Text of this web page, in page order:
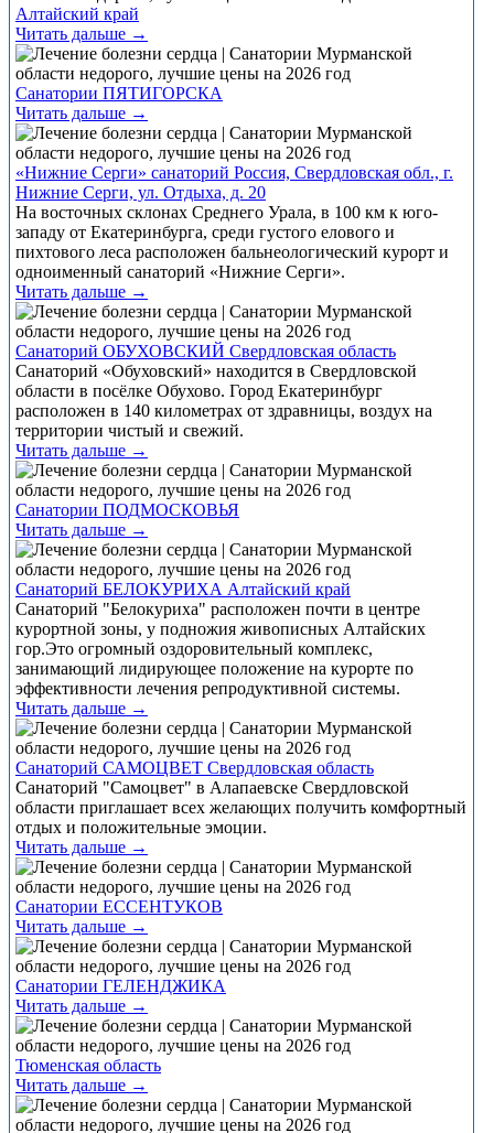
Алтайский край
Читать дальше →
Санатории ПЯТИГОРСКА
Читать дальше →
«Нижние Серги» санаторий Россия, Свердловская обл., г.
Нижние Серги, ул. Отдыха, д. 20
На восточных склонах Среднего Урала, в 100 км к юго-
западу от Екатеринбурга, среди густого елового и
пихтового леса расположен бальнеологический курорт и
одноименный санаторий «Нижние Серги».
Читать дальше →
Санаторий ОБУХОВСКИЙ Свердловская область
Санаторий «Обуховский» находится в Свердловской
области в посёлке Обухово. Город Екатеринбург
расположен в 140 километрах от здравницы, воздух на
территории чистый и свежий.
Читать дальше →
Санатории ПОДМОСКОВЬЯ
Читать дальше →
Санаторий БЕЛОКУРИХА Алтайский край
Санаторий "Белокуриха" расположен почти в центре
курортной зоны, у подножия живописных Алтайских
гор.Это огромный оздоровительный комплекс,
занимающий лидирующее положение на курорте по
эффективности лечения репродуктивной системы.
Читать дальше →
Санаторий САМОЦВЕТ Свердловская область
Санаторий "Самоцвет" в Алапаевске Свердловской
области приглашает всех желающих получить комфортный
отдых и положительные эмоции.
Читать дальше →
Санатории ЕССЕНТУКОВ
Читать дальше →
Санатории ГЕЛЕНДЖИКА
Читать дальше →
Тюменская область
Читать дальше →